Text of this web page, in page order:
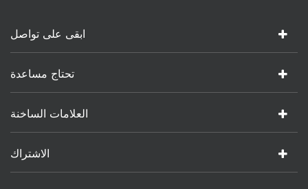
ابقى على تواصل
تحتاج مساعدة
العلامات الساخنة
الاشتراك